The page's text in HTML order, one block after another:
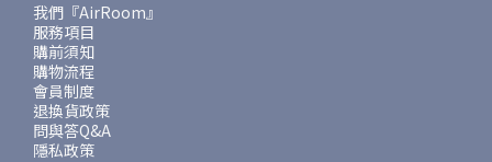
我們『AirRoom』
服務項目
購前須知
購物流程
會員制度
退換貨政策
問與答Q&A
隱私政策